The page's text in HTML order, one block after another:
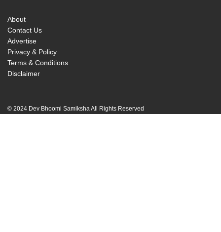
About
Contact Us
Advertise
Privacy & Policy
Terms & Conditions
Disclaimer
© 2024 Dev Bhoomi Samiksha All Rights Reserved